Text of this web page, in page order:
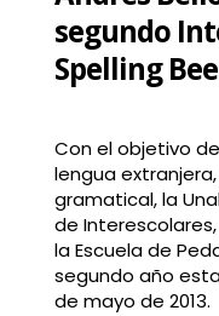
segundo
Spelling Bee
Con el objetivo
lengua
gramatical, la
de
la Escuela de
segundo año
de mayo de 2013.